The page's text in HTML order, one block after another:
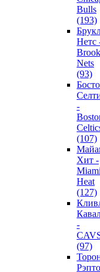
Bulls
(193)
Нетс
Nets
(93)
-
(107)
Хит -
Miami
Heat
(127)
-
(97)